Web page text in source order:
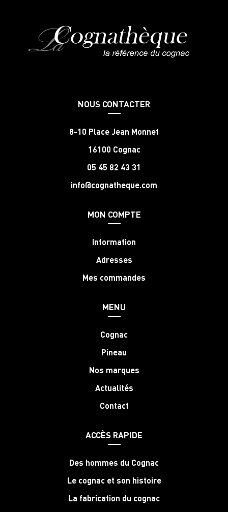
NOUS CONTACTER
8-10 Place Jean Monnet
16100 Cognac
05 45 82 43 31
info@cognatheque.com
MON COMPTE
Information
Adresses
Mes commandes
MENU
Cognac
Pineau
Nos marques
Actualités
Contact
ACCÈS RAPIDE
Des hommes du Cognac
Le cognac et son histoire
La fabrication du cognac